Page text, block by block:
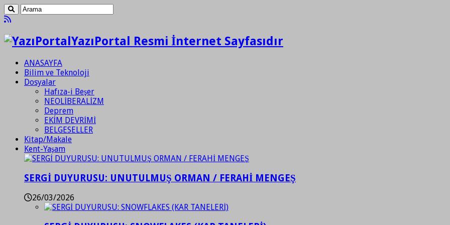
YazıPortal Resmi İnternet Sayfasıdır
ANASAYFA
Bilim ve Teknoloji
Dosyalar
Hafıza-i Beşer
NEOLİBERALİZM
Deprem
EKİM DEVRİMİ
BELGESELLER
Kitap/Makale
Kent-Yaşam
SERGİ DUYURUSU: UNUTULMUŞ ORMAN / FERAHİ MENGEŞ
26/03/2026